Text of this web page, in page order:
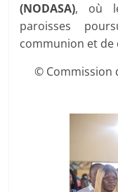
(NODASA), où
paroisses
communion et
© Commission